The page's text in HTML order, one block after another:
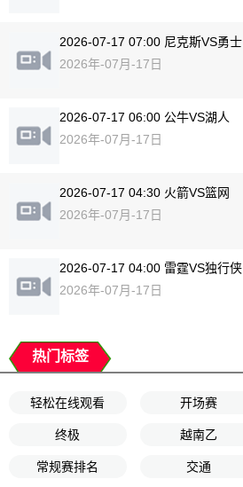
2026-07-17 07:00 尼克斯VS勇士
2026年-07月-17日
2026-07-17 06:00 公牛VS湖人
2026年-07月-17日
2026-07-17 04:30 火箭VS篮网
2026年-07月-17日
2026-07-17 04:00 雷霆VS独行侠
2026年-07月-17日
热门标签
轻松在线观看 开场赛
终极 越南乙
常规赛排名 交通